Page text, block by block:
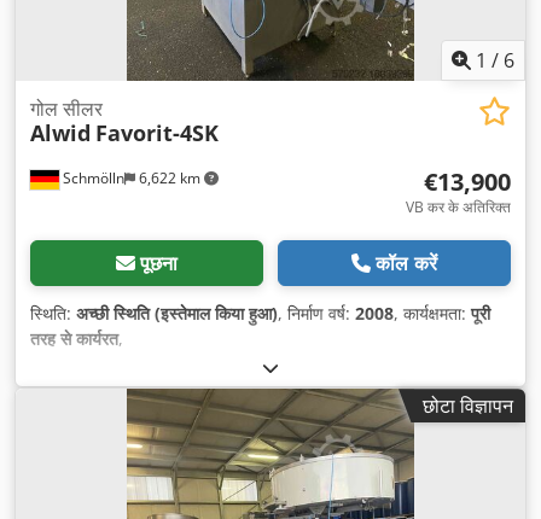
1 / 6
Schmölln 6,622 km
गोल सीलर
Alwid Favorit-4SK
€13,900
VB कर के अतिरिक्त
पूछना कॉल करें
स्थिति: अच्छी स्थिति (इस्तेमाल किया हुआ), निर्माण वर्ष: 2008, कार्यक्षमता:पूरी
तरह से कार्यरत,
छोटा विज्ञापन